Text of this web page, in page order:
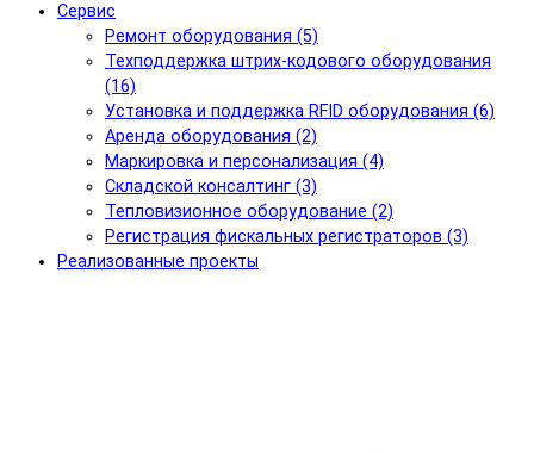
Сервис
Ремонт оборудования (5)
Техподдержка штрих-кодового оборудования
(16)
Установка и поддержка RFID оборудования (6)
Аренда оборудования (2)
Маркировка и персонализация (4)
Складской консалтинг (3)
Тепловизионное оборудование (2)
Регистрация фискальных регистраторов (3)
Реализованные проекты